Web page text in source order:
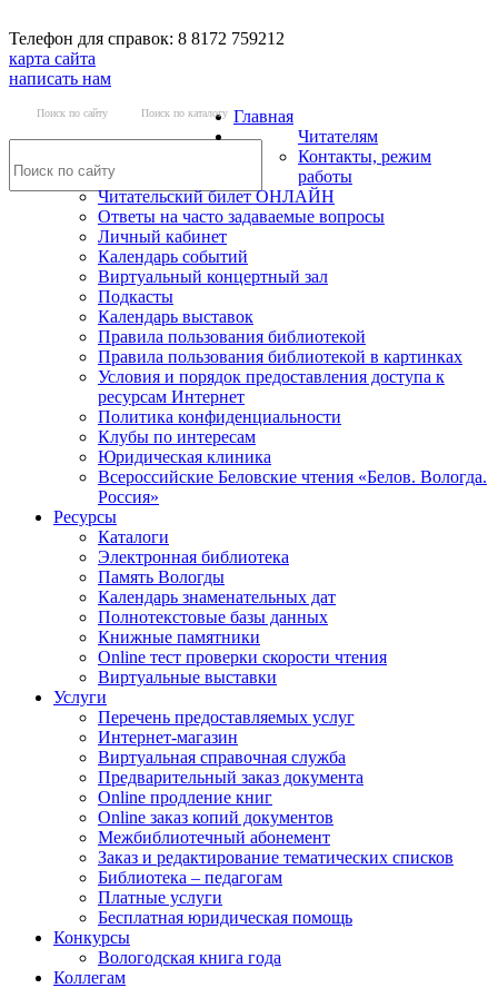
Телефон для справок: 8 8172 759212
карта сайта
написать нам
Поиск по сайту Поиск по каталогу Главная
Читателям
Контакты, режим
работы
Читательский билет ОНЛАЙН
Ответы на часто задаваемые вопросы
Личный кабинет
Календарь событий
Виртуальный концертный зал
Подкасты
Календарь выставок
Правила пользования библиотекой
Правила пользования библиотекой в картинках
Условия и порядок предоставления доступа к
ресурсам Интернет
Политика конфиденциальности
Клубы по интересам
Юридическая клиника
Всероссийские Беловские чтения «Белов. Вологда.
Россия»
Ресурсы
Каталоги
Электронная библиотека
Память Вологды
Календарь знаменательных дат
Полнотекстовые базы данных
Книжные памятники
Online тест проверки скорости чтения
Виртуальные выставки
Услуги
Перечень предоставляемых услуг
Интернет-магазин
Виртуальная справочная служба
Предварительный заказ документа
Online продление книг
Online заказ копий документов
Межбиблиотечный абонемент
Заказ и редактирование тематических списков
Библиотека – педагогам
Платные услуги
Бесплатная юридическая помощь
Конкурсы
Вологодская книга года
Коллегам